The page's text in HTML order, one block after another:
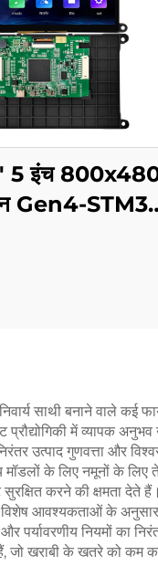
5 इंच
Gen4-
साथी बनाने वाले
में व्यापक
उत्पाद गुणवत्ता और
मॉडलों के लिए नमूनों के
करने की क्षमता
आवश्यकताओं के अनुसार
पर्यावरणीय नियमों का
हैं, जो खराबी के खतरे को